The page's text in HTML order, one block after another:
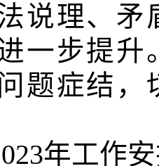
说理、矛
一步提升
题症结，
年工作